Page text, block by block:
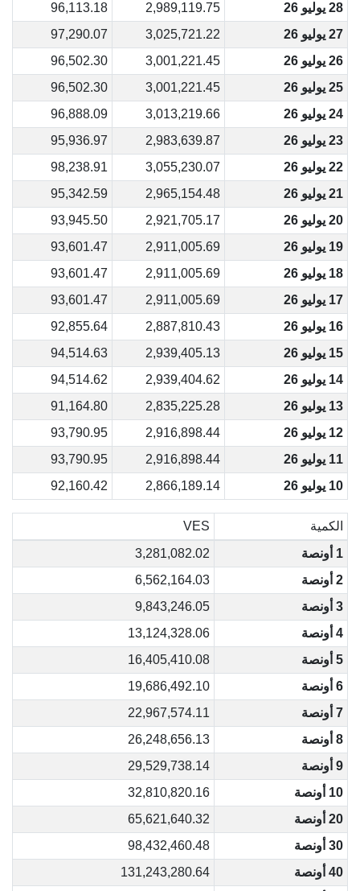
28 يوليو 26
2,989,119.75
96,113.18
27 يوليو 26
3,025,721.22
97,290.07
26 يوليو 26
3,001,221.45
96,502.30
25 يوليو 26
3,001,221.45
96,502.30
24 يوليو 26
3,013,219.66
96,888.09
23 يوليو 26
2,983,639.87
95,936.97
22 يوليو 26
3,055,230.07
98,238.91
21 يوليو 26
2,965,154.48
95,342.59
20 يوليو 26
2,921,705.17
93,945.50
19 يوليو 26
2,911,005.69
93,601.47
18 يوليو 26
2,911,005.69
93,601.47
17 يوليو 26
2,911,005.69
93,601.47
16 يوليو 26
2,887,810.43
92,855.64
15 يوليو 26
2,939,405.13
94,514.63
14 يوليو 26
2,939,404.62
94,514.62
13 يوليو 26
2,835,225.28
91,164.80
12 يوليو 26
2,916,898.44
93,790.95
11 يوليو 26
2,916,898.44
93,790.95
10 يوليو 26
2,866,189.14
92,160.42
الكمية
VES
1 أونصة
3,281,082.02
2 أونصة
6,562,164.03
3 أونصة
9,843,246.05
4 أونصة
13,124,328.06
5 أونصة
16,405,410.08
6 أونصة
19,686,492.10
7 أونصة
22,967,574.11
8 أونصة
26,248,656.13
9 أونصة
29,529,738.14
10 أونصة
32,810,820.16
20 أونصة
65,621,640.32
30 أونصة
98,432,460.48
40 أونصة
131,243,280.64